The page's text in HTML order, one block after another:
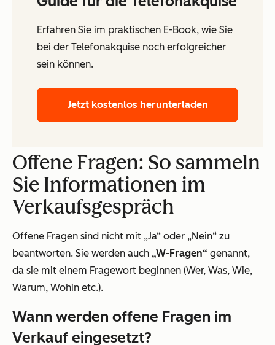
Erfahren Sie im praktischen E-Book, wie Sie
bei der Telefonakquise noch erfolgreicher
sein können.
Jetzt kostenlos herunterladen
Offene Fragen: So sammeln
Sie Informationen im
Verkaufsgespräch
Offene Fragen sind nicht mit „Ja“ oder „Nein“ zu
beantworten. Sie werden auch „W-Fragen“ genannt,
da sie mit einem Fragewort beginnen (Wer, Was, Wie,
Warum, Wohin etc.).
Wann werden offene Fragen im
Verkauf eingesetzt?